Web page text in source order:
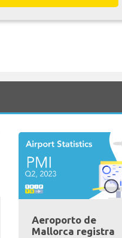
Aeroporto de
Mallorca registra